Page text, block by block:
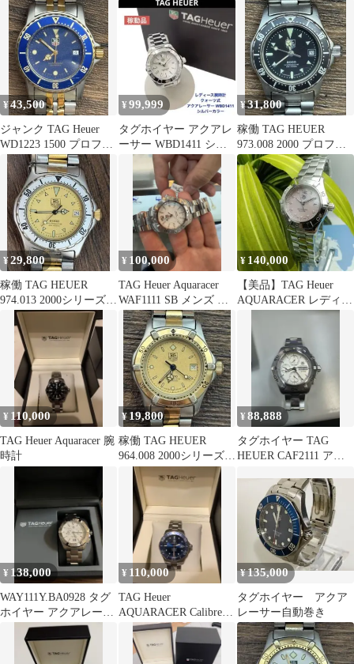
AUTOMATIC CAF2111
WAF1412 レディース
腕時計 ダイバー
ーサーエディ・アイカ
ウコラボ
¥43,500
ジャンク TAG Heuer
WD1223 1500 プロフェ
ッショナル ブルー
¥ 99,999
タグホイヤー アクアレ
ーサー WBD1411 シェ
ル文字盤 レディース腕
時計
¥31,800
稼働 TAG HEUER
973.008 2000 プロフェ
ッショナル ブラック
¥29,800
稼働 TAG HEUER
974.013 2000シリーズ
タグホイヤー
¥ 100,000
TAG Heuer Aquaracer
WAF1111 SB メンズ 腕
時計
¥ 140,000
【美品】TAG Heuer
AQUARACER レディー
¥ 110,000
TAG Heuer Aquaracer 腕
時計
¥19,800
稼働 TAG HEUER
964.008 2000シリーズ
コンビ タグホイヤー
¥88,888
タグホイヤー TAG
HEUER CAF2111 アク
¥ 138,000
WAY111Y.BA0928 タグ
ホイヤー アクアレーサ
ー 41mm 美品
¥ 110,000
TAG Heuer
AQUARACER Calibre 5
自動巻き
¥135,000
タグホイヤー アクア
レーサー自動巻き